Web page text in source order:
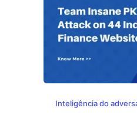
Inteligência do